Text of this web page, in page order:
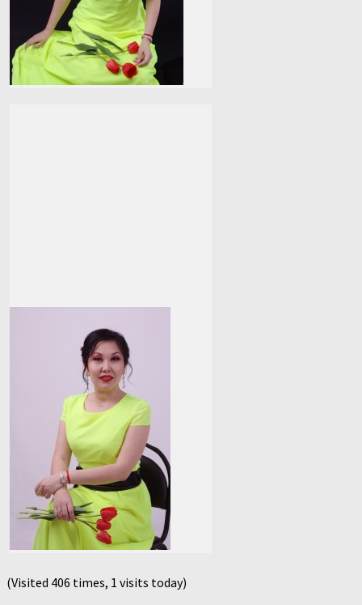
(Visited 406 times, 1 visits today)